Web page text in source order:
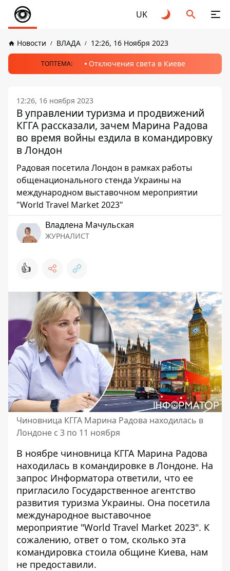
UK
Новости ВЛАДА 12:26, 16 Ноября 2023
ТОПТЕМА: Отключения света в Киеве
12:26, 16 ноября 2023
В управлении туризма и продвижений
КГГА рассказали, зачем Марина Радова
во время войны ездила в командировку
в Лондон
Радовая посетила Лондон в рамках работы
общенационального стенда Украины на
международном выставочном мероприятии
"World Travel Market 2023"
Владлена Мачульская
ЖУРНАЛИСТ
👍
Чиновница КГГА Марина Радова находилась в
Лондоне с 3 по 11 ноября
В ноябре чиновница КГГА Марина Радова
находилась в командировке в Лондоне. На
запрос Информатора ответили, что ее
пригласило Государственное агентство
развития туризма Украины. Она посетила
международное выставочное
мероприятие "World Travel Market 2023". К
сожалению, ответ о том, сколько эта
командировка стоила общине Киева, нам
не предоставили.